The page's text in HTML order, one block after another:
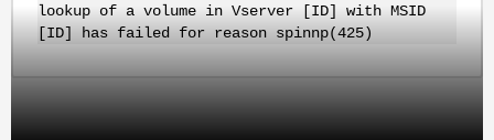
lookup of a volume in Vserver [ID] with MSID
[ID] has failed for reason spinnp(425)